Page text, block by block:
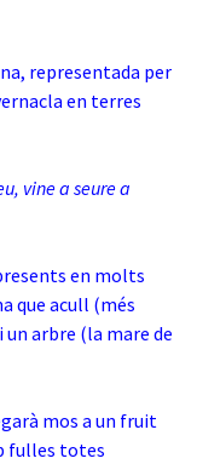
representada per
en terres
vine a seure a
en molts
que acull (més
un arbre (la mare de
mos a un fruit
fulles totes